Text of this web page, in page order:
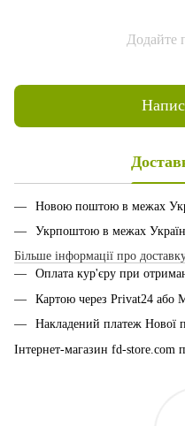
Додайте
Новою поштою в межах
Укрпоштою в межах
Більше інформації про
Оплата кур'єру при
Картою через Privat24 або
Накладений платеж Нової
Інтернет-магазин fd-store.com